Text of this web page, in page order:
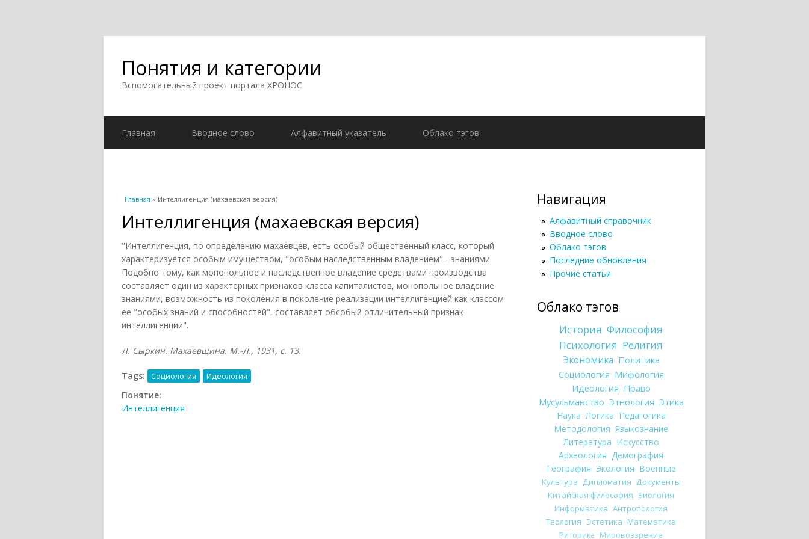
Понятия и категории
Вспомогательный проект портала ХРОНОС
Главная Вводное слово Алфавитный указатель Облако тэгов
Вы здесь
Главная » Интеллигенция (махаевская версия)
Интеллигенция (махаевская версия)
"Интеллигенция, по определению махаевцев, есть особый общественный класс, который
характеризуется особым имуществом, "особым наследственным владением" - знаниями.
Подобно тому, как монопольное и наследственное владение средствами производства
составляет один из характерных признаков класса капиталистов, монопольное владение
знаниями, возможность из поколения в поколение реализации интеллигенцией как классом
ее "особых знаний и способностей", составляет обсобый отличительный признак
интеллигенции".
Л. Сыркин. Махаевщина. М.-Л., 1931, с. 13.
Tags: Социология Идеология
Понятие:
Интеллигенция
Навигация
Алфавитный справочник
Вводное слово
Облако тэгов
Последние обновления
Прочие статьи
Облако тэгов
История Философия
Психология Религия
Экономика Политика
Социология Мифология
Идеология Право
Мусульманство Этнология Этика
Наука Логика Педагогика
Методология Языкознание
Литература Искусство
Археология Демография
География Экология Военные
Культура Дипломатия Документы
Китайская философия Биология
Информатика Антропология
Теология Эстетика Математика
Риторика Мировоззрение